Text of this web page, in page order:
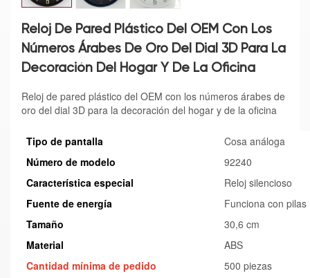
Reloj De Pared Plástico Del OEM Con Los
Números Árabes De Oro Del Dial 3D Para La
Decoración Del Hogar Y De La Oficina
Reloj de pared plástico del OEM con los números árabes de
oro del dial 3D para la decoración del hogar y de la oficina
Tipo de pantalla
Cosa análoga
Número de modelo
92240
Característica especial
Reloj silencioso
Fuente de energía
Funciona con pilas
Tamaño
30,6 cm
Material
ABS
Cantidad mínima de pedido
500 piezas